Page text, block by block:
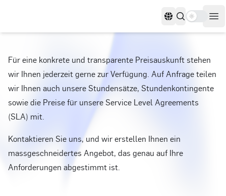
Sprachen
Use
Für eine konkrete und transparente Preisauskunft stehen
wir Ihnen jederzeit gerne zur Verfügung. Auf Anfrage teilen
wir Ihnen auch unsere Stundensätze, Stundenkontingente
sowie die Preise für unsere Service Level Agreements
(SLA) mit.
Kontaktieren Sie uns, und wir erstellen Ihnen ein
massgeschneidertes Angebot, das genau auf Ihre
Anforderungen abgestimmt ist.